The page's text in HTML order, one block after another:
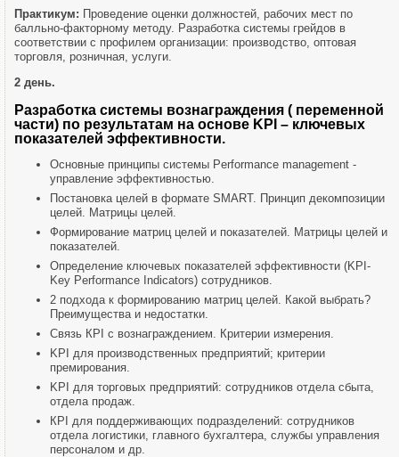
Практикум: Проведение оценки должностей, рабочих мест по
балльно-факторному методу. Разработка системы грейдов в
соответствии с профилем организации: производство, оптовая
торговля, розничная, услуги.
2 день.
Разработка системы вознаграждения ( переменной
части) по результатам на основе KPI – ключевых
показателей эффективности.
Основные принципы системы Performance management -
управление эффективностью.
Постановка целей в формате SMART. Принцип декомпозиции
целей. Матрицы целей.
Формирование матриц целей и показателей. Матрицы целей и
показателей.
Определение ключевых показателей эффективности (KPI-
Key Performance Indicators) сотрудников.
2 подхода к формированию матриц целей. Какой выбрать?
Преимущества и недостатки.
Связь КPI с вознаграждением. Критерии измерения.
KPI для производственных предприятий; критерии
премирования.
KPI для торговых предприятий: сотрудников отдела сбыта,
отдела продаж.
КPI для поддерживающих подразделений: сотрудников
отдела логистики, главного бухгалтера, службы управления
персоналом и др.